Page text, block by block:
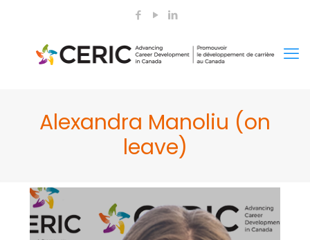
Alexandra Manoliu (on
leave)